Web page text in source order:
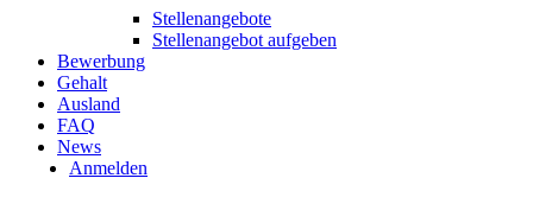
Stellenangebote
Stellenangebot aufgeben
Bewerbung
Gehalt
Ausland
FAQ
News
Anmelden